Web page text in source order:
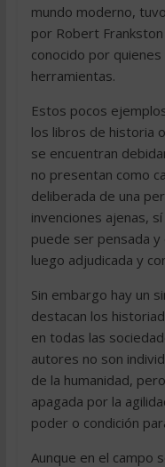
mundo moderno,
por Robert
conocido por
herramientas.
Estos pocos
los libros de historia
se encuentran
no presentan como
deliberada de una
invenciones ajenas,
puede ser pensada
luego adjudicada y
Sin embargo hay un
destacan los
en todas las
autores no son
de la humanidad,
apagada por la
poder o condición
Aunque en el campo